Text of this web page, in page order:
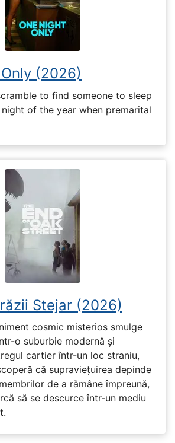
(2026)
to find someone to sleep
of the year when premarital
Stejar (2026)
cosmic misterios smulge
o suburbie modernă și
cartier într-un loc straniu,
că supraviețuirea depinde
de a rămâne împreună,
să se descurce într-un mediu